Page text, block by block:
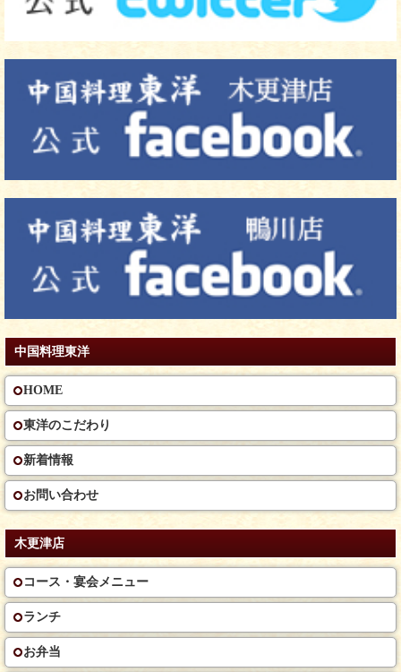
中国料理東洋
HOME
東洋のこだわり
新着情報
お問い合わせ
木更津店
コース・宴会メニュー
ランチ
お弁当